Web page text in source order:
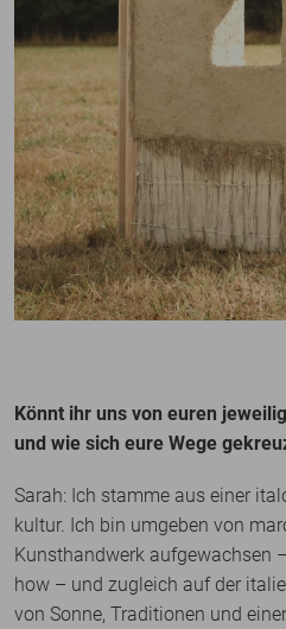
Könnt ihr uns von euren
und wie sich eure Wege
Sarah: Ich stamme aus einer
kultur. Ich bin umgeben von
Kunsthandwerk aufgewachsen
how – und zugleich auf der
von Sonne, Traditionen und